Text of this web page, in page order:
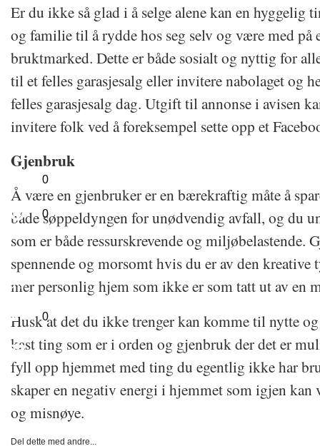
0
0
0
Er du ikke så glad i å selge alene kan en hyggelig
og familie til å rydde hos seg selv og være med på
bruktmarked. Dette er både sosialt og nyttig for
til et felles garasjesalg eller invitere nabolaget og
felles garasjesalg dag. Utgift til annonse i avisen
invitere folk ved å foreksempel sette opp et
Gjenbruk
Å være en gjenbruker er en bærekraftig måte å
både søppeldyngen for unødvendig avfall, og du
som er både ressurskrevende og miljøbelastende.
spennende og morsomt hvis du er av den kreative
mer personlig hjem som ikke er som tatt ut av en
Husk at det du ikke trenger kan komme til nytte
kast ting som er i orden og gjenbruk der det er
fyll opp hjemmet med ting du egentlig ikke har
skaper en negativ energi i hjemmet som igjen
og misnøye.
Del dette med andre...